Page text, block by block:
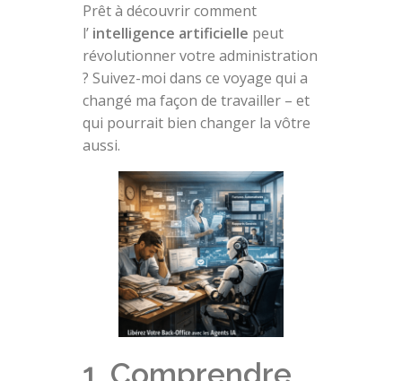
Prêt à découvrir comment
l’ intelligence artificielle peut
révolutionner votre administration
? Suivez-moi dans ce voyage qui a
changé ma façon de travailler – et
qui pourrait bien changer la vôtre
aussi.